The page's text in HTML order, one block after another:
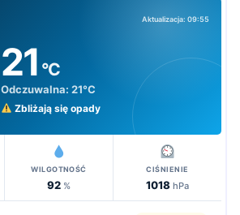
Aktualizacja: 09:55
21 °C
Odczuwalna: 21°C
Zbliżają się opady
WILGOTNOŚĆ
92 %
CIŚNIENIE
1018 hPa